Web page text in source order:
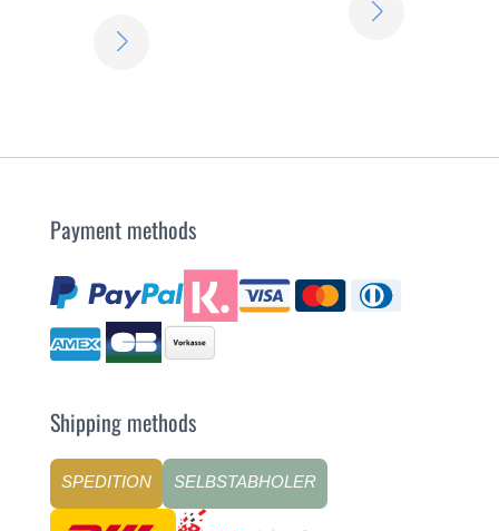
Payment methods
Shipping methods
SPEDITION SELBSTABHOLER